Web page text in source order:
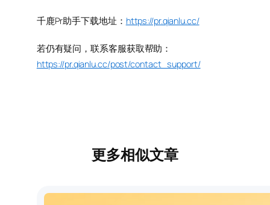
千鹿Pr助手下载地址： https://pr.qianlu.cc/
若仍有疑问，联系客服获取帮助：
https://pr.qianlu.cc/post/contact_support/
更多相似文章